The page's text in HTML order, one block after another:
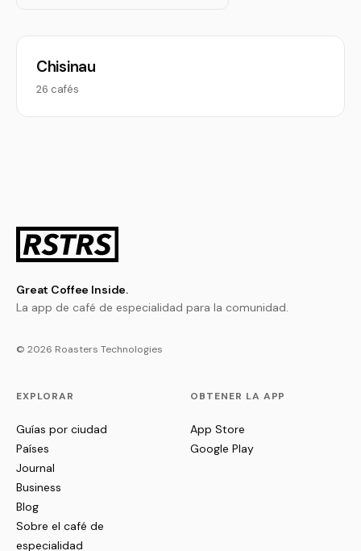
Chisinau
26 cafés
Great Coffee Inside.
La app de café de especialidad para la comunidad.
© 2026 Roasters Technologies
EXPLORAR
Guías por ciudad
Países
Journal
Business
Blog
Sobre el café de
especialidad
OBTENER LA APP
App Store
Google Play